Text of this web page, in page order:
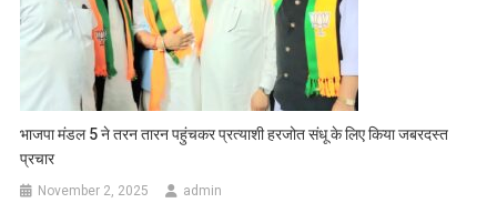
भाजपा मंडल 5 ने तरन तारन पहुंचकर प्रत्याशी हरजोत संधू के लिए किया जबरदस्त
प्रचार
November 2, 2025 admin